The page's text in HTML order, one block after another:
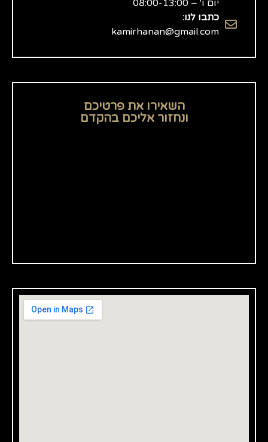
יום ו' – 08:00-13:00
כתבו לנו:
kamirhanan@gmail.com
השאירו את פרטיכם
ונחזור אליכם בהקדם